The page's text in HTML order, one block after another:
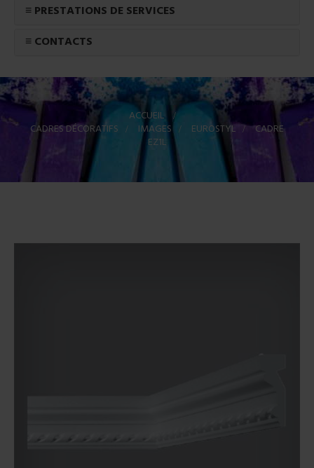
≡ PRESTATIONS DE SERVICES
≡ CONTACTS
ACCUEIL >
CADRES DÉCORATIFS > IMAGES > EUROSTYL > CADRE
EZ1L